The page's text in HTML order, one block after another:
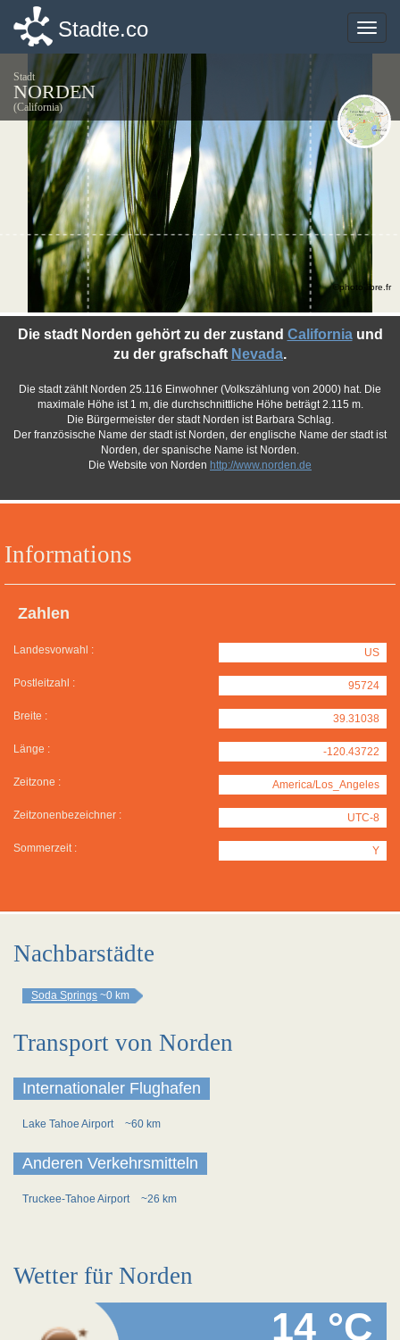
Toggle
Stadte.co
Stadt
NORDEN
(California)
Informations
Zahlen
Landesvorwahl : US
Postleitzahl : 95724
Breite : 39.31038
Länge : -120.43722
Zeitzone : America/Los_Angeles
Zeitzonenbezeichner : UTC-8
Sommerzeit : Y
Die stadt Norden gehört zu der zustand Californiaund
zu der grafschaft Nevada.
Die stadt zählt Norden 25.116 Einwohner (Volkszählung von 2000) hat. Die
maximale Höhe ist 1 m, die durchschnittliche Höhe beträgt 2.115 m.
Die Bürgermeister der stadt Norden ist Barbara Schlag.
Der französische Name der stadt ist Norden, der englische Name der stadt ist
Norden, der spanische Name ist Norden.
Die Website von Norden http://www.norden.de
©photo-libre.fr
Nachbarstädte
Soda Springs ~0 km
Transport von Norden
Internationaler Flughafen
Lake Tahoe Airport ~60 km
Anderen Verkehrsmitteln
Truckee-Tahoe Airport ~26 km
Wetter für Norden
14 °C
Toggle
Stadte.co